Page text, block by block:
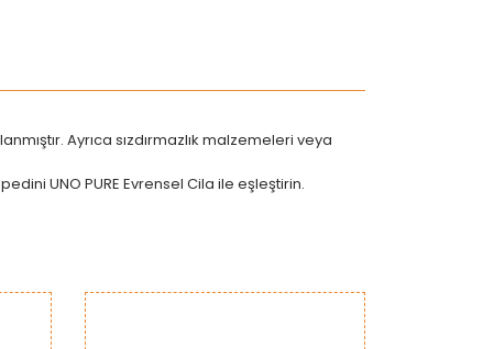
Ayrıca sızdırmazlık malzemeleri veya
UNO PURE Evrensel Cila ile eşleştirin.